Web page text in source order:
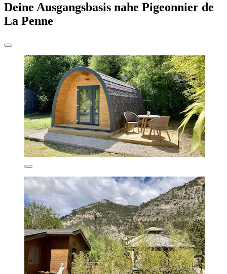
Deine Ausgangsbasis nahe Pigeonnier de
La Penne